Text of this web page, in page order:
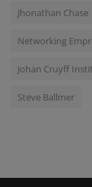
Jhonathan Chase
Networking
Johan Cruyff
Steve Ballmer